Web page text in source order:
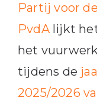
Partij voor
PvdAlijkt het
het
tijdens de
2025/2026